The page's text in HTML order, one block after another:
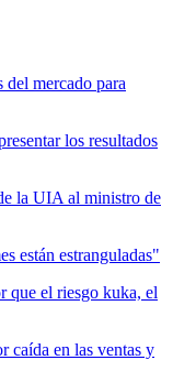
mercado para
los resultados
la UIA al ministro de
están estranguladas"
que el riesgo kuka, el
caída en las ventas y